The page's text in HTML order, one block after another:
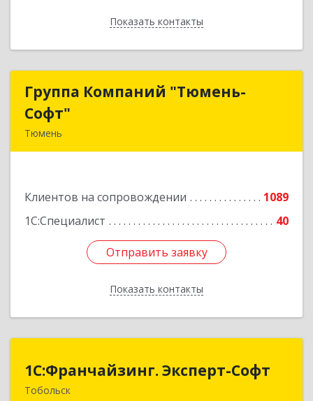
Показать контакты
Назад
Группа Компаний "Тюмень-
Софт"
Тюмень
Клиентов на сопровождении
1089
1С:Специалист
40
Отправить заявку
Показать контакты
Группа Компаний "Тюмень-
Подробнее
Отправить заявку
Назад
1С:Франчайзинг. Эксперт-Софт
Тобольск
1С:Франчайзинг. Эксперт-Софт
626150, Тюменская обл, Тобольск г, 7-й мкр,